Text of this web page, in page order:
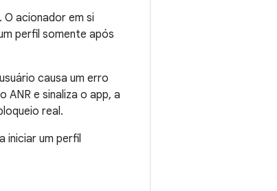
acionador em si
perfil somente após
causa um erro
ANR e sinaliza o app, a
real.
iniciar um perfil